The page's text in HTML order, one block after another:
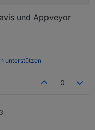
und Appveyor
unterstützen
0